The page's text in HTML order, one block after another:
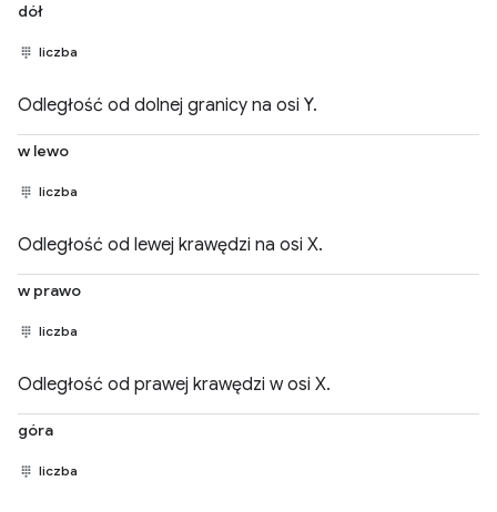
dół
liczba
Odległość od dolnej granicy na osi Y.
w lewo
liczba
Odległość od lewej krawędzi na osi X.
w prawo
liczba
Odległość od prawej krawędzi w osi X.
góra
liczba